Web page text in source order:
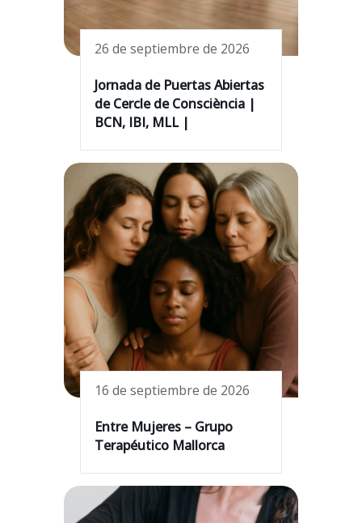
26 de septiembre de 2026
Jornada de Puertas Abiertas
de Cercle de Consciència |
BCN, IBI, MLL |
16 de septiembre de 2026
Entre Mujeres – Grupo
Terapéutico Mallorca